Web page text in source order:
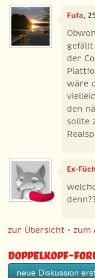
Fufa,
gefällt
der
wäre
den
sollte
Ex-
zur Übersicht •zum
Doppelkopf-
neue Diskussion